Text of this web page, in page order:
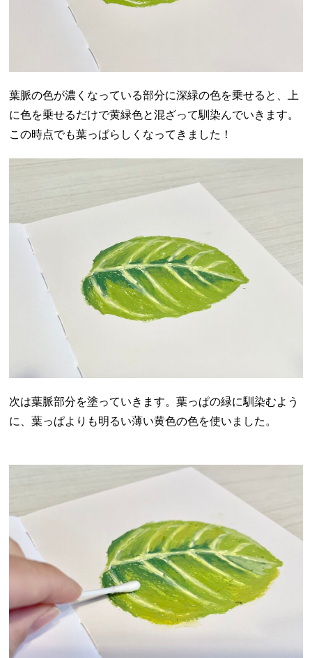
葉脈の色が濃くなっている部分に深緑の色を乗せると、上
に色を乗せるだけで黄緑色と混ざって馴染んでいきます。
この時点でも葉っぱらしくなってきました！
次は葉脈部分を塗っていきます。葉っぱの緑に馴染むよう
に、葉っぱよりも明るい薄い黄色の色を使いました。